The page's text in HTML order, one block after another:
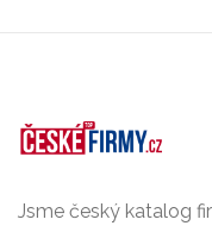
Jsme český katalog